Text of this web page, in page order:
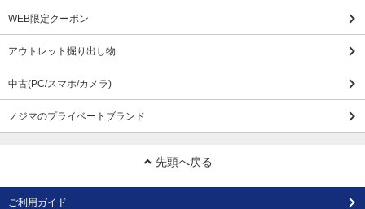
WEB限定クーポン
アウトレット掘り出し物
中古(PC/スマホ/カメラ)
ノジマのプライベートブランド
先頭へ戻る
ご利用ガイド